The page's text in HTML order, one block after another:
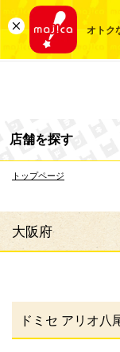
オトク
店舗を探す
トップページ
大阪府
ドミセ アリオ八